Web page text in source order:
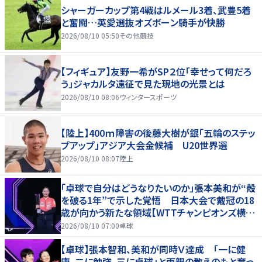
シャーガーカップ第4戦はルメール3着、武豊5着
と奮闘…英愛選抜オズボーン騎手が快勝
2026/08/10 05:50その他競技
【フィギュア】友野一希がSP２位「幸せって何だろ
う」ジャカルタ遠征で見た現地の光景とは
2026/08/10 08:06ウィンタースポーツ
【陸上】400ｍ障害の後藤大樹が銀「五輪のステッ
プアップ」アジア大会金候補 U20世界選
2026/08/10 08:07陸上
「卓球で自分はどうなりたいのか」張本美和が“殻
を破る1年”で示した覚悟 日本大会で戴冠の18
歳が向かう新たな領域【WTTチャンピオンズ横浜
2026】
2026/08/10 07:00卓球
【卓球】張本智和、美和が同時Ｖ達成 「一に健